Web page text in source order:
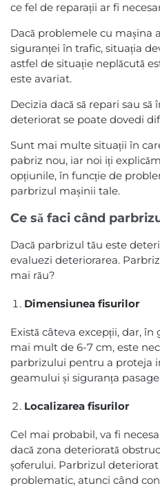
ce fel de reparații ar fi
Dacă problemele cu mașina
siguranței în trafic, situația
astfel de situație neplăcută
este avariat.
Decizia dacă să repari sau
deteriorat se poate dovedi
Sunt mai multe situații în
pabriz nou, iar noi iți
opțiunile, în funcție de
parbrizul mașinii tale.
Ce să faci când
Dacă parbrizul tău este
evaluezi deteriorarea.
mai rău?
Dimensiunea fisurilor
Există câteva excepții, dar, în
mai mult de 6-7 cm, este
parbrizului pentru a proteja
geamului și siguranța
Localizarea fisurilor
Cel mai probabil, va fi
dacă zona deteriorată
șoferului. Parbrizul
problematic, atunci când